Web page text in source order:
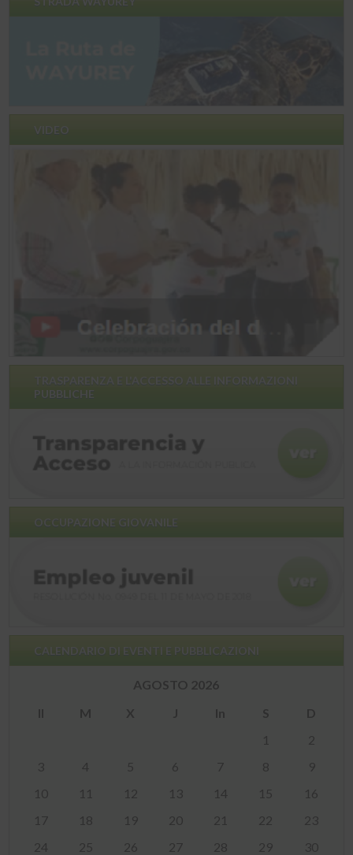
VIDEO
PUBBLICHE
OCCUPAZIONE GIOVANILE
CALENDARIO DI EVENTI E PUBBLICAZIONI
AGOSTO 2026
Il
M X J In S
D
1
2
3
4 5 6 7 8
9
10
11 12 13 14 15
16
17
18 19 20 21 22
23
24
25 26 27 28 29
30